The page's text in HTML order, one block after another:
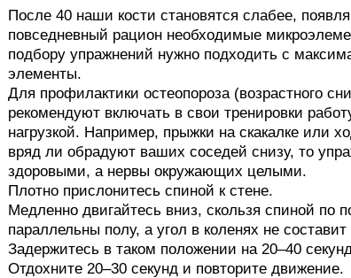
После 40 наши кости становятся слабее,
повседневный рацион необходимые
подбору упражнений нужно подходить с
элементы.
Для профилактики остеопороза (возрастного
рекомендуют включать в свои тренировки
нагрузкой. Например, прыжки на скакалке или
вряд ли обрадуют ваших соседей снизу, то
здоровыми, а нервы окружающих целыми.
Плотно прислонитесь спиной к стене.
Медленно двигайтесь вниз, скользя спиной по
параллельны полу, а угол в коленях не составит
Задержитесь в таком положении на 20‒40
Отдохните 20‒30 секунд и повторите движение.